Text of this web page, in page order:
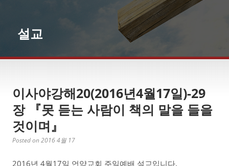
설교
이사야강해20(2016년4월17일)-29
장 『못 듣는 사람이 책의 말을 들을
것이며』
Posted on 2016 4월 17
2016년 4월17일 언약교회 주일예배 설교입니다.